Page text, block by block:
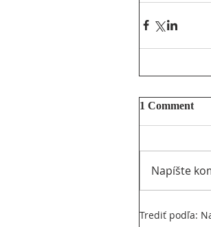
1 Comment
Napíšte
Trediť podľa: